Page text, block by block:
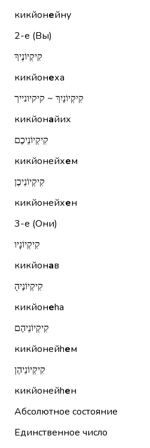
кикйонейну
2-е (Вы)
קִיקְיוֹנֶיךָ
кикйонеха
קִיקְיוֹנַיִךְ ~ קיקיונייך
кикйонайих
קִיקְיוֹנֵיכֶם
кикйонейхем
קִיקְיוֹנֵיכֶן
кикйонейхен
3-е (Они)
קִיקְיוֹנָיו
кикйонав
קִיקְיוֹנֶיהָ
кикйонеhа
קִיקְיוֹנֵיהֶם
кикйонейhем
קִיקְיוֹנֵיהֶן
кикйонейhен
Абсолютное состояние
Единственное число